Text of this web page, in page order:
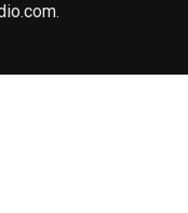
.